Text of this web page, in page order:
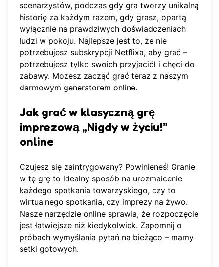
scenarzystów, podczas gdy gra tworzy unikalną
historię za każdym razem, gdy grasz, opartą
wyłącznie na prawdziwych doświadczeniach
ludzi w pokoju. Najlepsze jest to, że nie
potrzebujesz subskrypcji Netflixa, aby grać –
potrzebujesz tylko swoich przyjaciół i chęci do
zabawy. Możesz zacząć grać teraz z naszym
darmowym generatorem online.
Jak grać w klasyczną grę
imprezową „Nigdy w życiu!”
online
Czujesz się zaintrygowany? Powinieneś! Granie
w tę grę to idealny sposób na urozmaicenie
każdego spotkania towarzyskiego, czy to
wirtualnego spotkania, czy imprezy na żywo.
Nasze narzędzie online sprawia, że rozpoczęcie
jest łatwiejsze niż kiedykolwiek. Zapomnij o
próbach wymyślania pytań na bieżąco – mamy
setki gotowych.